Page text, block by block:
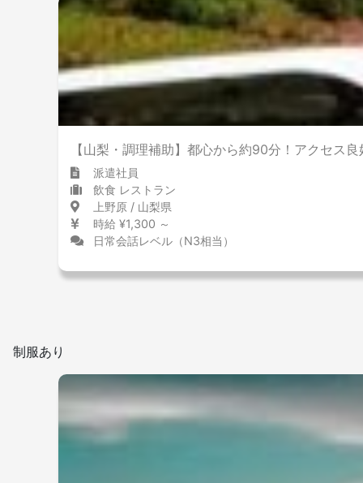
【山梨・調理補助】都心から約90分！アクセス
派遣社員
飲食 レストラン
上野原 / 山梨県
時給 ¥1,300 ～
日常会話レベル（N3相当）
制服あり